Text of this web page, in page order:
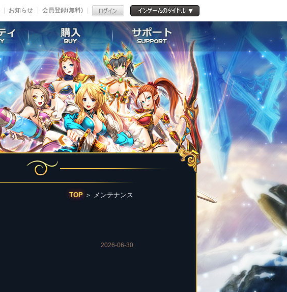
お知らせ 会員登録(無料)
TOP ＞ メンテナンス
2026-06-30